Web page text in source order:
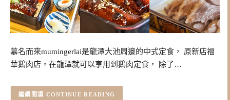
慕名而來mumingerlai是龍潭大池周邊的中式定食， 原新店福
華鵝肉店，在龍潭就可以享用到鵝肉定食， 除了…
CONTINUE READING